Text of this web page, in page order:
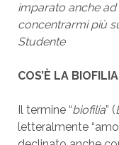
imparato anche
concentrarmi più
Studente
COS’È LA BIOFILIA
Il termine “biofilia” (
letteralmente